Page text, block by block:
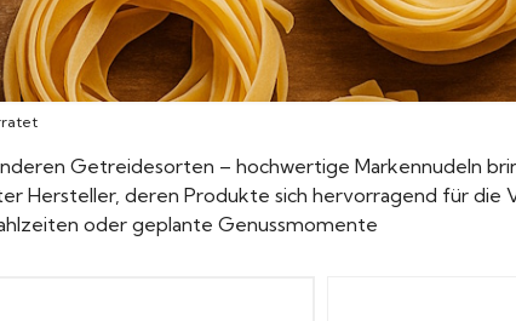
Getreidesorten – hochwertige Markennudeln
Hersteller, deren Produkte sich hervorragend für die
oder geplante Genussmomente